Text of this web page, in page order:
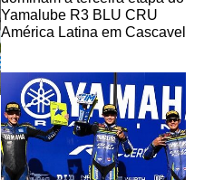
Yamalube R3 BLU CRU
América Latina em Cascavel